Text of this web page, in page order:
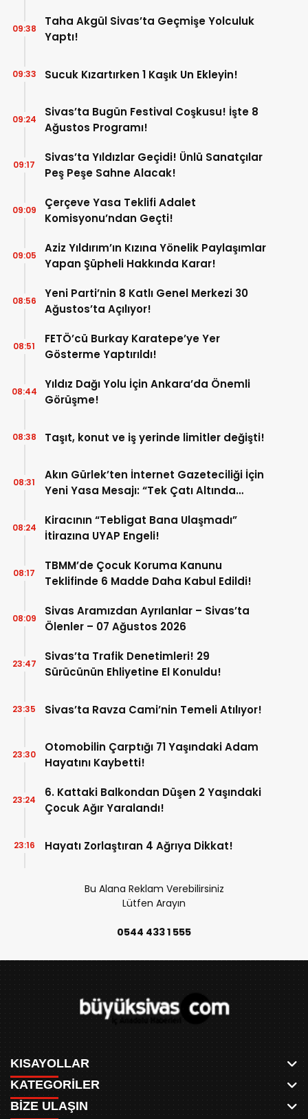
Taha Akgül Sivas’ta Geçmişe Yolculuk
Yaptı!
09:38
Sucuk Kızartırken 1 Kaşık Un Ekleyin!
09:33
Sivas’ta Bugün Festival Coşkusu! İşte 8
Ağustos Programı!
09:24
Sivas’ta Yıldızlar Geçidi! Ünlü Sanatçılar
Peş Peşe Sahne Alacak!
09:17
Çerçeve Yasa Teklifi Adalet
Komisyonu’ndan Geçti!
09:09
Aziz Yıldırım’ın Kızına Yönelik Paylaşımlar
Yapan Şüpheli Hakkında Karar!
09:05
Yeni Parti’nin 8 Katlı Genel Merkezi 30
Ağustos’ta Açılıyor!
08:56
FETÖ’cü Burkay Karatepe’ye Yer
Gösterme Yaptırıldı!
08:51
Yıldız Dağı Yolu İçin Ankara’da Önemli
Görüşme!
08:44
Taşıt, konut ve iş yerinde limitler değişti!
08:38
Akın Gürlek’ten İnternet Gazeteciliği İçin
Yeni Yasa Mesajı: “Tek Çatı Altında
08:31
Kiracının “Tebligat Bana Ulaşmadı”
İtirazına UYAP Engeli!
08:24
TBMM’de Çocuk Koruma Kanunu
Teklifinde 6 Madde Daha Kabul Edildi!
08:17
Sivas Aramızdan Ayrılanlar – Sivas’ta
Ölenler – 07 Ağustos 2026
08:09
Sivas’ta Trafik Denetimleri! 29
Sürücünün Ehliyetine El Konuldu!
23:47
Sivas’ta Ravza Cami’nin Temeli Atılıyor!
23:35
Otomobilin Çarptığı 71 Yaşındaki Adam
Hayatını Kaybetti!
23:30
6. Kattaki Balkondan Düşen 2 Yaşındaki
Çocuk Ağır Yaralandı!
23:24
Hayatı Zorlaştıran 4 Ağrıya Dikkat!
23:16
Bu Alana Reklam Verebilirsiniz
Lütfen Arayın
0544 433 1 555
KISAYOLLAR
ANASAYFA
AKSU CANLI
KATEGORİLER
BİZE ULAŞIN